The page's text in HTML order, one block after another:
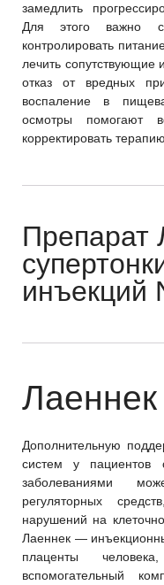
замедлить
Для этого важно
контролировать
лечить
отказ от вредных
воспаление в
осмотры помогают
корректировать терапию.
Препарат
инъекций
Лаеннек
Дополнительную
систем у пациентов
заболеваниями
регуляторных
нарушений на
Лаеннек —
плаценты
вспомогательный